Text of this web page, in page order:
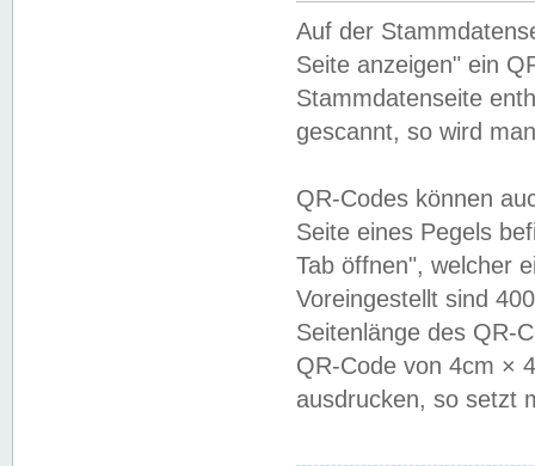
Auf der
Seite anzeigen" ein
Stammdatenseite
gescannt, so wird
QR-Codes können
Seite eines Pegels
Tab öffnen", welcher
Voreingestellt sind
Seitenlänge des QR-
QR-Code von 4cm ×
ausdrucken, so setzt